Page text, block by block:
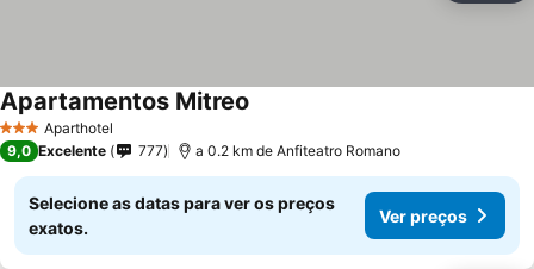
3 EstrelasAparthotel
Apartamentos Mitreo
9,0 Excelente 777 a 0.2 km de Anfiteatro Romano
Selecione as datas para ver os preços
exatos.
Ver preços